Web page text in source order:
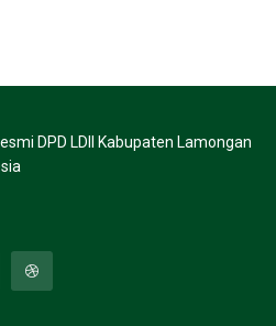
DPD LDII Kabupaten Lamongan